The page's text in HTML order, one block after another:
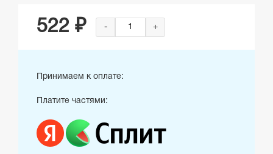
522 ₽ - +
Принимаем к оплате:
Платите частями: